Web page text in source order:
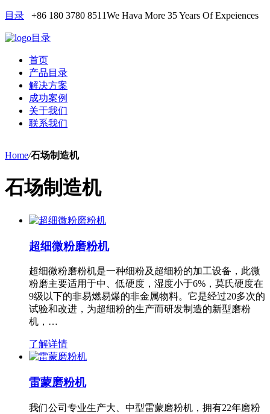
目录 +86 180 3780 8511We Hava More 35 Years Of Expeiences
目录
首页
产品目录
解决方案
成功案例
关于我们
联系我们
Home/石场制造机
石场制造机
超细微粉磨粉机
超细微粉磨粉机是一种细粉及超细粉的加工设备，此微
粉磨主要适用于中、低硬度，湿度小于6%，莫氏硬度在
9级以下的非易燃易爆的非金属物料。它是经过20多次的
试验和改进，为超细粉的生产而研发制造的新型磨粉
机，…
了解详情
雷蒙磨粉机
我们公司专业生产大、中型雷蒙磨粉机，拥有22年磨粉